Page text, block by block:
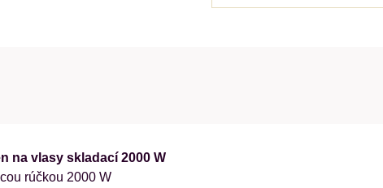
na vlasy skladací 2000 W
rúčkou 2000 W